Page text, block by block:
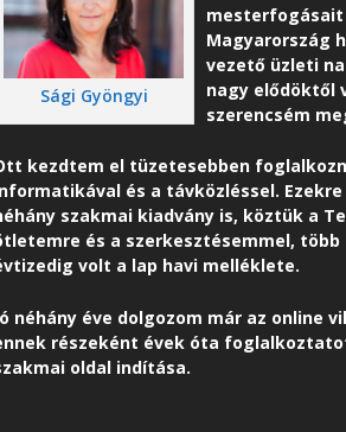
Sági Gyöngyi
mesterfogásait
Magyarország
vezető üzleti
nagy elődöktől
szerencsém
kezdtem el tüzetesebben
és a távközléssel.
szakmai kiadvány is, köztük a
és a szerkesztésemmel,
volt a lap havi melléklete.
néhány éve dolgozom már az online
részeként évek óta
oldal indítása.